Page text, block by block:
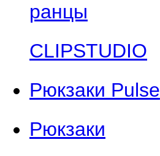
ранцы
CLIPSTUDIO
Рюкзаки Pulse
Рюкзаки